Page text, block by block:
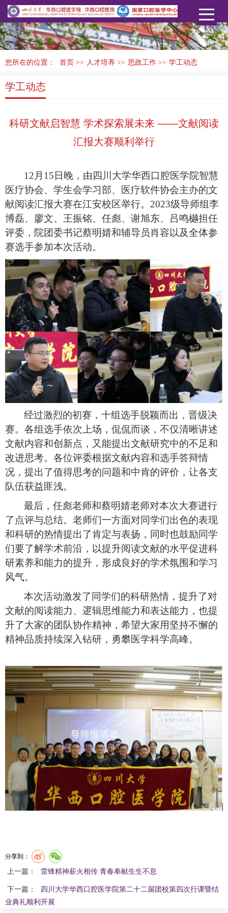
您所在的位置： 首页 >> 人才培养 >> 思政工作 >> 学工动态
学工动态
科研文献启智慧 学术探索展未来 ——文献阅读
汇报大赛顺利举行
12月 15日晚，由四川大学华西口腔医学院智慧
医疗协会、学生会学习部、 医疗软件协会主办的文
献阅读汇报大赛在江安校区举行。 2023级导师组李
博磊、 廖文、 王振铭、 任彪、 谢旭东、 吕鸣樾担任
评委 ， 院团委书记蔡明婧和辅导员肖容以及全体参
赛选手参加本次活动。
经过激烈的初赛， 十组选手脱颖而出，晋级决
赛。各组选手依次上场， 侃侃而谈 ， 不仅清晰讲述
文献内容和创新点 ，又能提出文献研究中的不足和
改进思考。 各位评委根据文献内容和选手答辩情
况，提出了值得思考的问题和中肯的评价，让各支
队伍获益匪浅。
最后，任彪老师和蔡明婧老师对本次大赛进行
了点评与总结。老师们一方面对同学们出色的表现
和科研的热情提出了肯定与表扬，同时也鼓励同学
们要了解学术前沿 ， 以提升阅读文献的水平促进科
研素养和能力的提升，形成良好的学术氛围和学习
风气。
本次活动激发了同学们的科研热情 ， 提升了对
文献的阅读能力、逻辑思维能力和表达能力 ，也提
升了大家的团队协作精神 ， 希望大家用 坚持不懈的
精神品质持续深入钻研 ， 勇攀医学科学高峰。
分享到：
上一篇： 雷锋精神薪火相传 青春奉献生生不息
下一篇：
四川大学华西口腔医学院第二十二届团校第四次行课暨结
业典礼顺利开展